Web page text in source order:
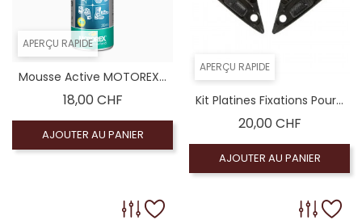
APERÇU RAPIDE
Mousse Active MOTOREX...
18,00 CHFPrix
AJOUTER AU PANIER
APERÇU RAPIDE
Kit Platines Fixations Pour...
20,00 CHFPrix
AJOUTER AU PANIER